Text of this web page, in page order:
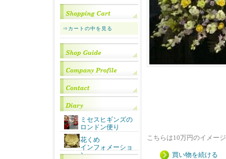
⇒カートの中を見る
ミセスヒギンズの
ロンドン便り
花くめ
インフォメーショ
ン
こちらは10万円のイメー
買い物を続ける